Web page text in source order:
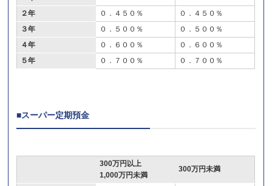
２年
０．４５０％
０．４５０％
３年
０．５００％
０．５００％
４年
０．６００％
０．６００％
５年
０．７００％ ０．７００％
■スーパー定期預金
300万円以上
1,000万円未満
300万円未満